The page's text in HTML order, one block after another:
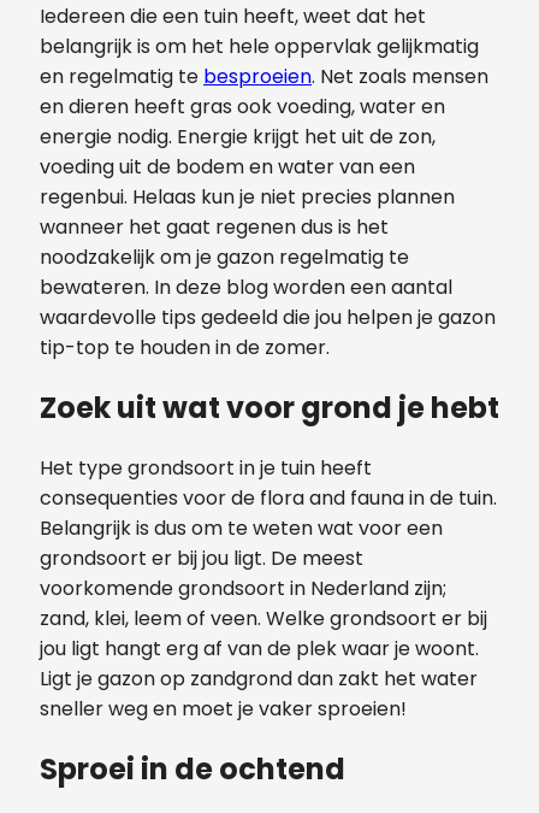
Iedereen die een tuin heeft, weet dat het
belangrijk is om het hele oppervlak gelijkmatig
en regelmatig te besproeien. Net zoals mensen
en dieren heeft gras ook voeding, water en
energie nodig. Energie krijgt het uit de zon,
voeding uit de bodem en water van een
regenbui. Helaas kun je niet precies plannen
wanneer het gaat regenen dus is het
noodzakelijk om je gazon regelmatig te
bewateren. In deze blog worden een aantal
waardevolle tips gedeeld die jou helpen je gazon
tip-top te houden in de zomer.
Zoek uit wat voor grond je hebt
Het type grondsoort in je tuin heeft
consequenties voor de flora and fauna in de tuin.
Belangrijk is dus om te weten wat voor een
grondsoort er bij jou ligt. De meest
voorkomende grondsoort in Nederland zijn;
zand, klei, leem of veen. Welke grondsoort er bij
jou ligt hangt erg af van de plek waar je woont.
Ligt je gazon op zandgrond dan zakt het water
sneller weg en moet je vaker sproeien!
Sproei in de ochtend